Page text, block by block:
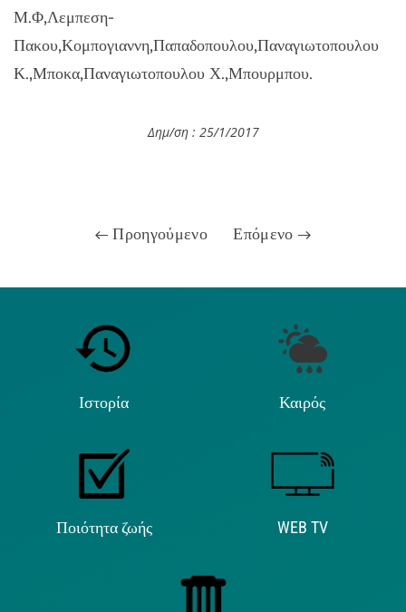
Μ.Φ,Λεμπεση-
Πακου,Κομπογιαννη,Παπαδοπουλου,Παναγιωτοπουλου
Κ.,Μποκα,Παναγιωτοπουλου Χ.,Μπουρμπου.
Δημ/ση : 25/1/2017
Προηγούμενο Επόμενο
Ιστορία Καιρός
Ποιότητα ζωής WEB TV